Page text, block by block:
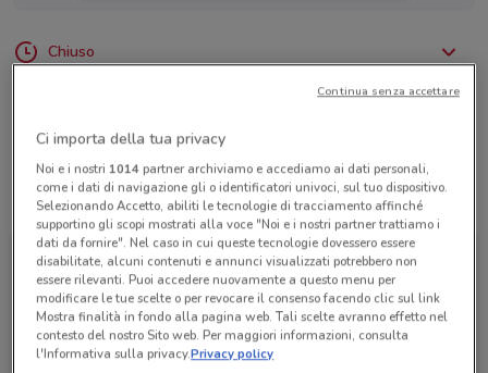
Chiuso
Lunedì 16:00 / 20:00
Martedì 10:30 / 20:00
Mercoledì 10:30 / 20:00
Giovedì 10:30 / 20:00
Venerdì 10:30 / 20:00
Tutte le promozioni di questo negozio
Ci importa della tua privacy
Noi e i nostri 1014partner archiviamo e accediamo ai dati personali,
come i dati di navigazione gli o identificatori univoci, sul tuo dispositivo.
Selezionando Accetto, abiliti le tecnologie di tracciamento affinché
supportino gli scopi mostrati alla voce "Noi e i nostri partner trattiamo i
dati da fornire". Nel caso in cui queste tecnologie dovessero essere
disabilitate, alcuni contenuti e annunci visualizzati potrebbero non
essere rilevanti. Puoi accedere nuovamente a questo menu per
modificare le tue scelte o per revocare il consenso facendo clic sul link
Mostra finalità in fondo alla pagina web. Tali scelte avranno effetto nel
contesto del nostro Sito web. Per maggiori informazioni, consulta
l'Informativa sulla privacy.Privacy policy
Continua senza accettare